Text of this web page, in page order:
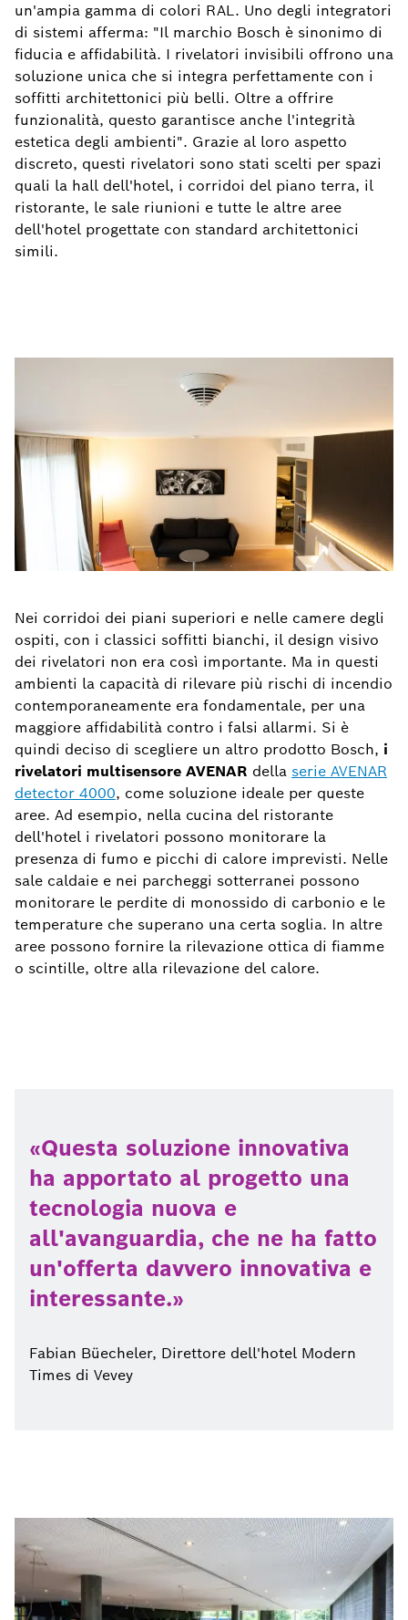
un'ampia gamma di colori RAL. Uno degli integratori
di sistemi afferma: "Il marchio Bosch è sinonimo di
fiducia e affidabilità. I rivelatori invisibili offrono una
soluzione unica che si integra perfettamente con i
soffitti architettonici più belli. Oltre a offrire
funzionalità, questo garantisce anche l'integrità
estetica degli ambienti". Grazie al loro aspetto
discreto, questi rivelatori sono stati scelti per spazi
quali la hall dell'hotel, i corridoi del piano terra, il
ristorante, le sale riunioni e tutte le altre aree
dell'hotel progettate con standard architettonici
simili.
Nei corridoi dei piani superiori e nelle camere degli
ospiti, con i classici soffitti bianchi, il design visivo
dei rivelatori non era così importante. Ma in questi
ambienti la capacità di rilevare più rischi di incendio
contemporaneamente era fondamentale, per una
maggiore affidabilità contro i falsi allarmi. Si è
quindi deciso di scegliere un altro prodotto Bosch, i
rivelatori multisensore AVENAR della serie AVENAR
detector 4000, come soluzione ideale per queste
aree. Ad esempio, nella cucina del ristorante
dell'hotel i rivelatori possono monitorare la
presenza di fumo e picchi di calore imprevisti. Nelle
sale caldaie e nei parcheggi sotterranei possono
monitorare le perdite di monossido di carbonio e le
temperature che superano una certa soglia. In altre
aree possono fornire la rilevazione ottica di fiamme
o scintille, oltre alla rilevazione del calore.
Questa soluzione innovativa
ha apportato al progetto una
tecnologia nuova e
all'avanguardia, che ne ha fatto
un'offerta davvero innovativa e
interessante.
Fabian Büecheler, Direttore dell'hotel Modern
Times di Vevey